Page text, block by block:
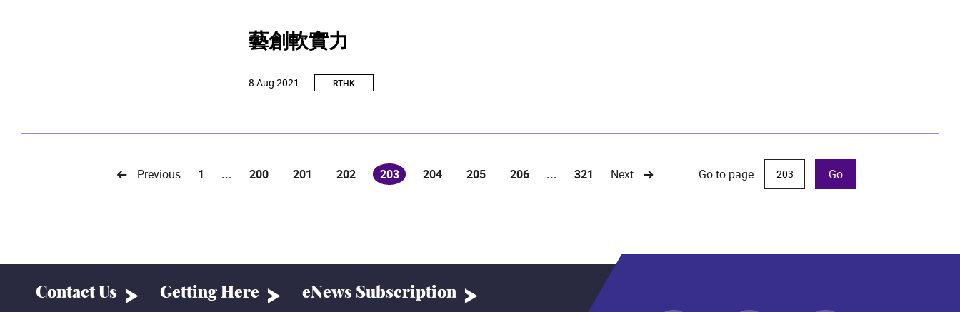
藝創軟實力
RTHK
8 Aug 2021
Previous 1 ... 200 201 202 203
(current)204 205 206 ... 321 Next Go to page Go
Contact Us Getting Here eNews Subscription